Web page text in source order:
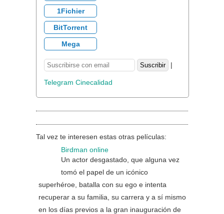
1Fichier
BitTorrent
Mega
|
Telegram Cinecalidad
Tal vez te interesen estas otras películas:
Birdman online
Un actor desgastado, que alguna vez
tomó el papel de un icónico
superhéroe, batalla con su ego e intenta
recuperar a su familia, su carrera y a sí mismo
en los días previos a la gran inauguración de